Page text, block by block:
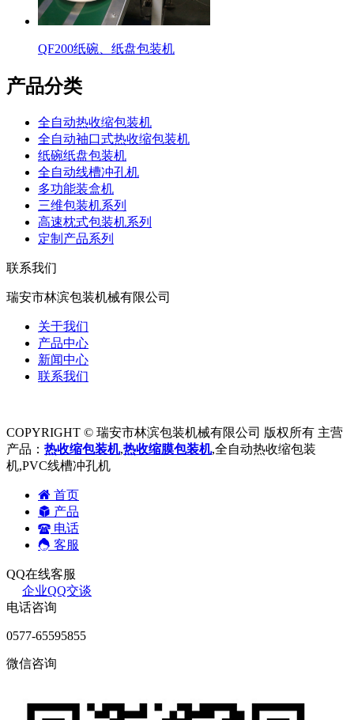
QF200纸碗、纸盘包装机
产品分类
全自动热收缩包装机
全自动袖口式热收缩包装机
纸碗纸盘包装机
全自动线槽冲孔机
多功能装盒机
三维包装机系列
高速枕式包装机系列
定制产品系列
联系我们
瑞安市林滨包装机械有限公司
关于我们
产品中心
新闻中心
联系我们
COPYRIGHT © 瑞安市林滨包装机械有限公司 版权所有 主营
产品： 热收缩包装机,热收缩膜包装机,全自动热收缩包装
机,PVC线槽冲孔机
首页
产品
电话
客服
QQ在线客服
企业QQ交谈
电话咨询
0577-65595855
微信咨询